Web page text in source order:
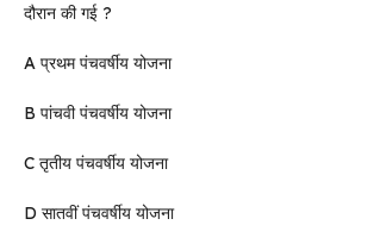
दौरान की गई ?
A प्रथम पंचवर्षीय योजना
B पांचवी पंचवर्षीय योजना
C तृतीय पंचवर्षीय योजना
D सातवीं पंचवर्षीय योजना